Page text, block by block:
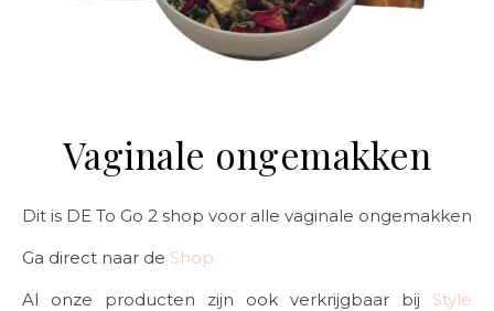
Vaginale ongemakken
Dit is DE To Go 2 shop voor alle vaginale ongemakken
Ga direct naar de Shop
Al onze producten zijn ook verkrijgbaar bij Style